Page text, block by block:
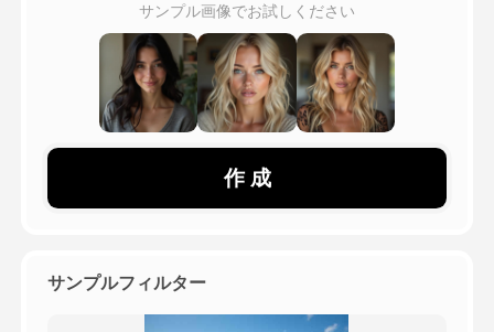
すべてのテンプレートを見る
ギャラリー
ブログ
サンプル画像でお試しください
作 成
サンプルフィルター